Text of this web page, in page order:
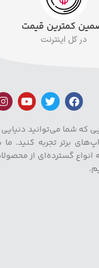
کمترین قیمت
در کل اینترنت
که شما می‌توانید دنیایی
برتر تجربه کنید. ما
انواع گسترده‌ای از